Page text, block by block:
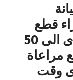
قطع
الغيار الاصلية بخصم يتعدى الى 50
مراعاة
وقت